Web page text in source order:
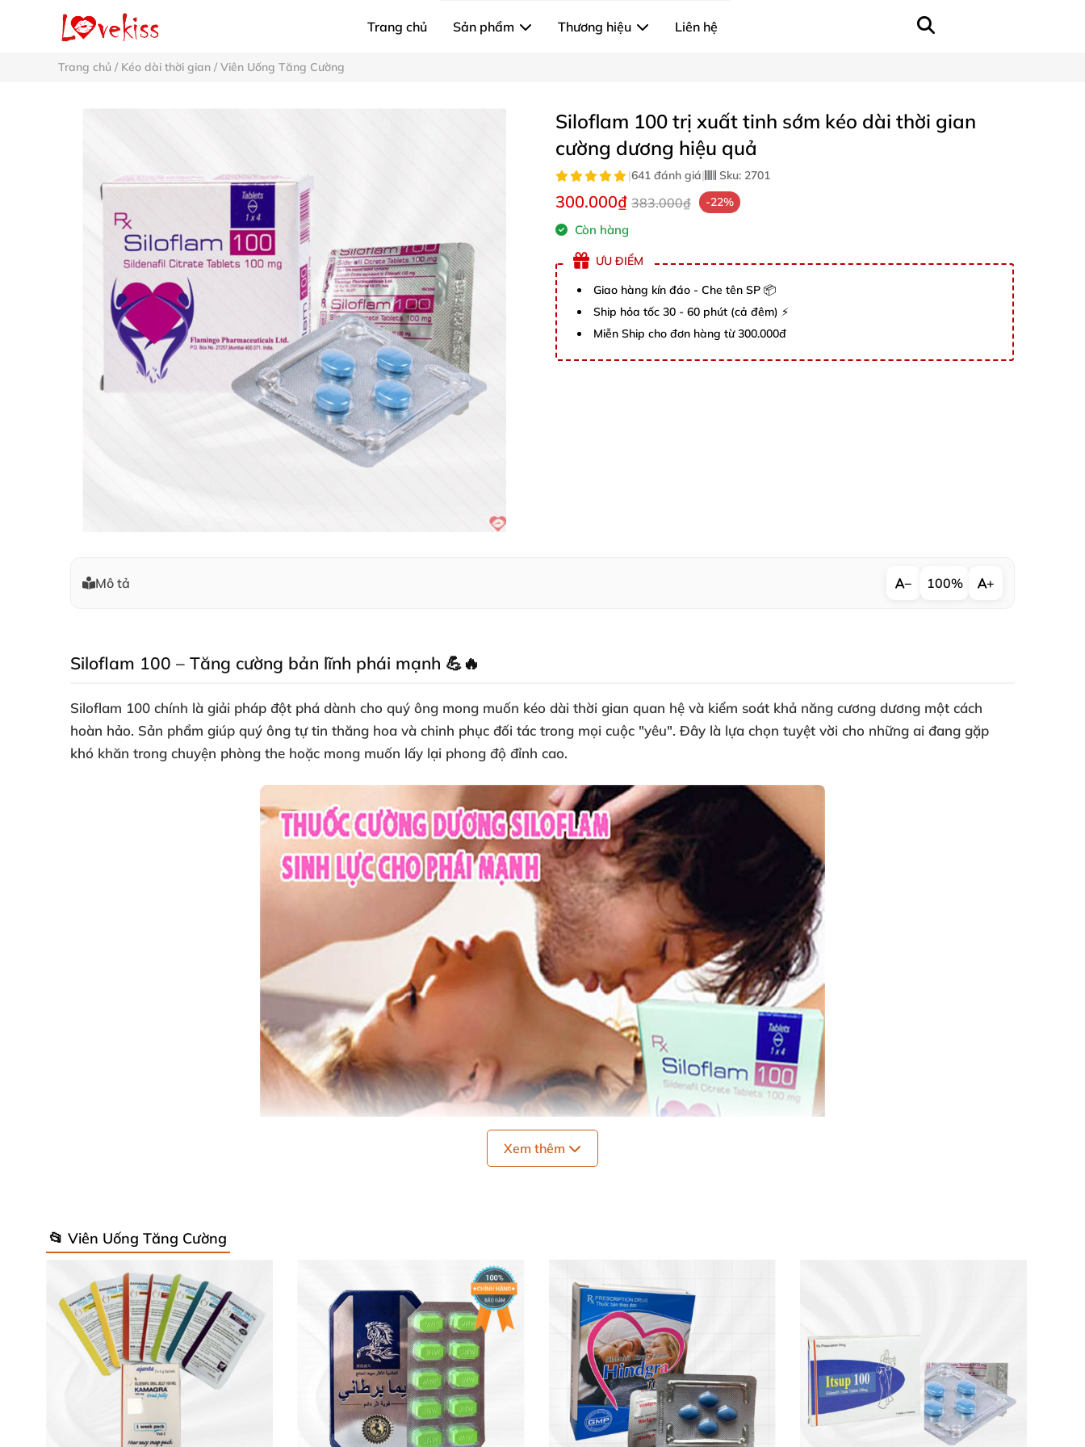
Trang chủ Sản phẩm Thương hiệu Liên hệ
Trang chủ / Kéo dài thời gian / Viên Uống Tăng Cường
Siloflam 100 trị xuất tinh sớm kéo dài thời gian
cường dương hiệu quả
|641 đánh giá| Sku: 2701
300.000₫ 383.000₫ -22%
Còn hàng
ƯU ĐIỂM
Giao hàng kín đáo - Che tên SP 📦
Ship hỏa tốc 30 - 60 phút (cả đêm) ⚡
Miễn Ship cho đơn hàng từ 300.000đ
Mô tả − 100% +
Siloflam 100 – Tăng cường bản lĩnh phái mạnh 💪🔥
Siloflam 100 chính là giải pháp đột phá dành cho quý ông mong muốn kéo dài thời gian quan hệ và kiểm soát khả năng cương dương một cách
hoàn hảo. Sản phẩm giúp quý ông tự tin thăng hoa và chinh phục đối tác trong mọi cuộc "yêu". Đây là lựa chọn tuyệt vời cho những ai đang gặp
khó khăn trong chuyện phòng the hoặc mong muốn lấy lại phong độ đỉnh cao.
Thành phần chính: Sildenafil Citrate tương đương 100mg Sildenafil.
Quy cách: Hộp 4 viên tiện lợi, dễ dàng mang theo và sử dụng.
Xuất xứ 100% từ Ấn Độ – quốc gia nổi tiếng với các sản phẩm hỗ trợ sức khỏe nam giới đạt chuẩn.
Sản phẩm được kiểm nghiệm kỹ lưỡng và đã làm hài lòng hàng ngàn khách hàng với hiệu quả cải thiện sinh lý bền vững. Nam giới bị rối loạn cương
Xem thêm
📂 Viên Uống Tăng Cường